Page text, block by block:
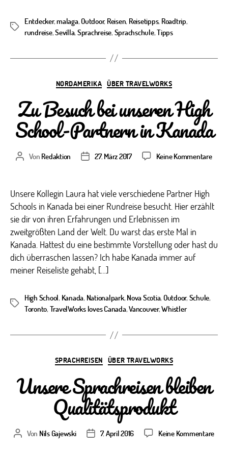
Schlagwörter
Entdecker,malaga,Outdoor, Reisen, Reisetipps, Roadtrip,
rundreise,Sevilla, Sprachreise, Sprachschule,Tipps
Kategorien
NORDAMERIKA ÜBER TRAVELWORKS
Zu Besuch bei unseren High
School-Partnern in Kanada
Beitragsautor
Von Redaktion Veröffentlichungsdatum
27. März 2017 Keine Kommentarezu
High
in
Unsere Kollegin Laura hat viele verschiedene Partner High
Schools in Kanada bei einer Rundreise besucht. Hier erzählt
sie dir von ihren Erfahrungen und Erlebnissen im
zweitgrößten Land der Welt. Du warst das erste Mal in
Kanada. Hattest du eine bestimmte Vorstellung oder hast du
dich überraschen lassen? Ich habe Kanada immer auf
meiner Reiseliste gehabt, […]
Schlagwörter
High School, Kanada, Nationalpark, Nova Scotia, Outdoor, Schule,
Toronto, TravelWorks loves Canada,Vancouver,Whistler
Kategorien
SPRACHREISEN ÜBER TRAVELWORKS
Unsere Sprachreisen bleiben
Qualitätsprodukt
Beitragsautor
Von Nils Gajewski Veröffentlichungsdatum
7. April 2016 Keine Kommentarezu